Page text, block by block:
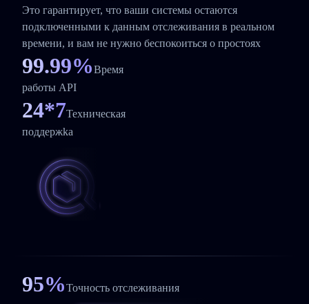
Это гарантирует, что ваши системы остаются
подключенными к данным отслеживания в реальном
времени, и вам не нужно беспокоиться о простоях
99.99%Время
работы API
24*7Техническая
поддержka
95%Точность отслеживания